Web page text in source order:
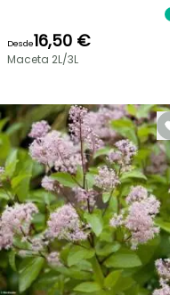
Desde16,50 €
Maceta 2L/3L